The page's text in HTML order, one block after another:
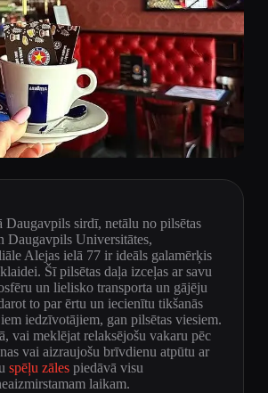
Daugavpils sirdī, netālu no pilsētas
Daugavpils Universitātes,
Alejas ielā 77 ir ideāls galamērķis
Šī pilsētas daļa izceļas ar savu
un lielisko transporta un gājēju
to par ērtu un iecienītu tikšanās
iedzīvotājiem, gan pilsētas viesiem.
vai meklējat relaksējošu vakaru pēc
vai aizraujošu brīvdienu atpūtu ar
spēļu zālespiedāvā visu
laikam.